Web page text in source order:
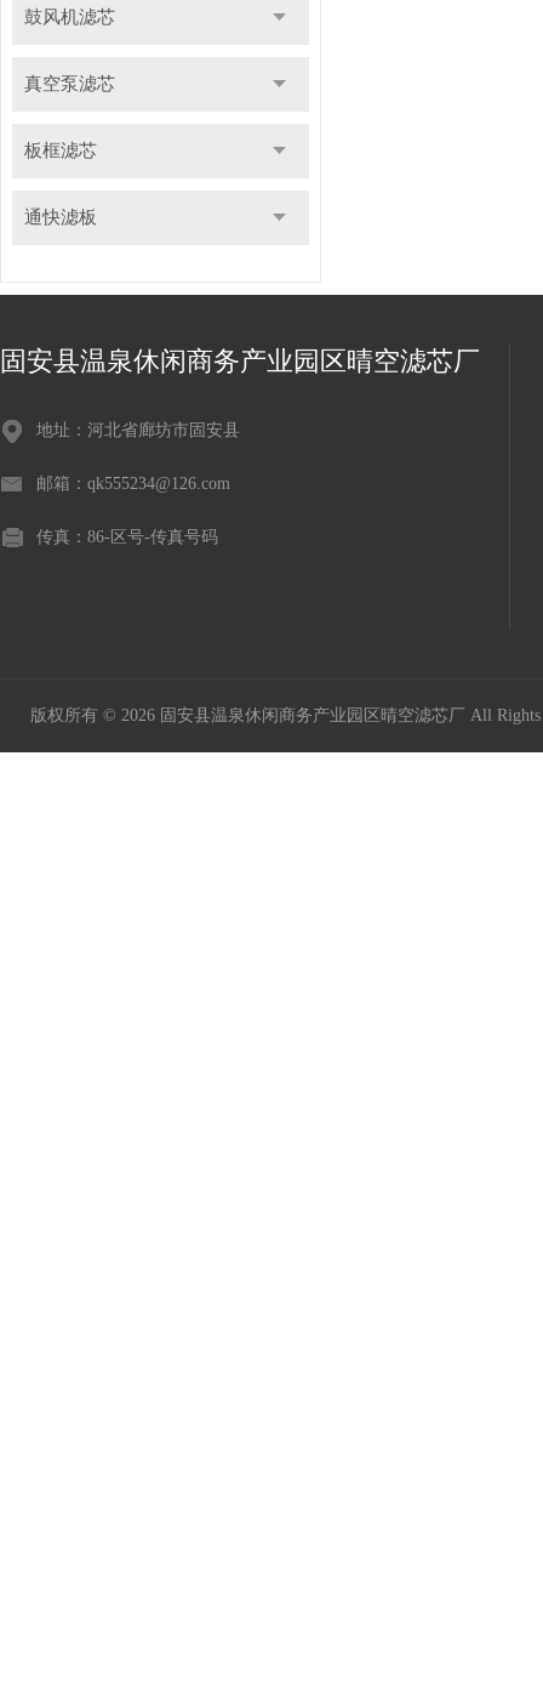
鼓风机滤芯
真空泵滤芯
板框滤芯
通快滤板
固安县温泉休闲商务产业园区晴空滤芯厂
地址：河北省廊坊市固安县
邮箱：qk555234@126.com
传真：86-区号-传真号码
版权所有 © 2026 固安县温泉休闲商务产业园区晴空滤芯厂 All